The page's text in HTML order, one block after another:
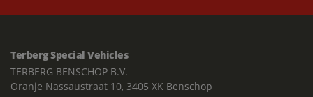
Terberg Special Vehicles
TERBERG BENSCHOP B.V.
Oranje Nassaustraat 10, 3405 XK Benschop